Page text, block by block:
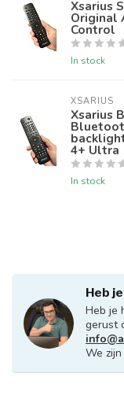
Xsarius
Original
Control
In stock
XSARIUS
Xsarius
4+ Ultra
In stock
Heb
Heb je
gerust
We